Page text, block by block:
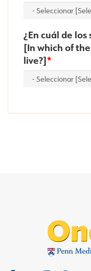
¿En cuál de
[In which of
live?]